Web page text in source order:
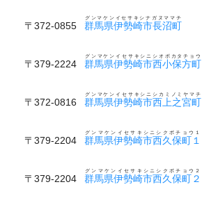
〒372-0855 群馬県伊勢崎市長沼町
グンマケンイセサキシナガヌママチ
〒379-2224 群馬県伊勢崎市西小保方町
グンマケンイセサキシニシオボカタチョウ
〒372-0816 群馬県伊勢崎市西上之宮町
グンマケンイセサキシニシカミノミヤマチ
〒379-2204 群馬県伊勢崎市西久保町１
グンマケンイセサキシニシクボチョウ１
〒379-2204 群馬県伊勢崎市西久保町２
グンマケンイセサキシニシクボチョウ２